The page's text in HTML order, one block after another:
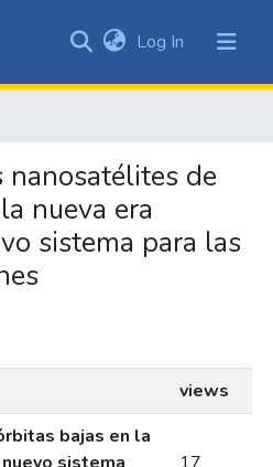
&
All of DSpace
Log In (current)
de
nueva era
sistema para las
views
bajas en la